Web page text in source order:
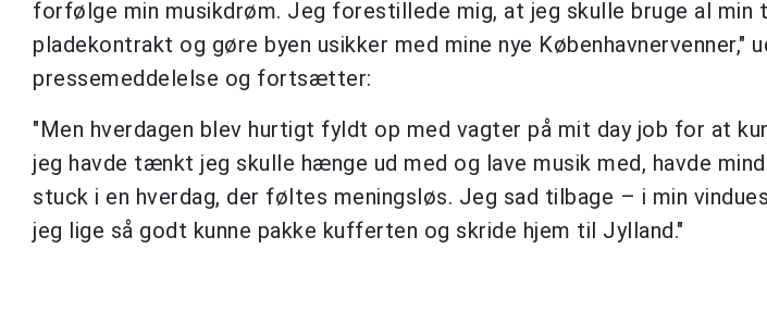
forfølge min musikdrøm. Jeg forestillede mig, at jeg skulle bruge al min
pladekontrakt og gøre byen usikker med mine nye Københavnervenner,"
pressemeddelelse og fortsætter:
"Men hverdagen blev hurtigt fyldt op med vagter på mit day job for at
jeg havde tænkt jeg skulle hænge ud med og lave musik med, havde
stuck i en hverdag, der føltes meningsløs. Jeg sad tilbage – i min
jeg lige så godt kunne pakke kufferten og skride hjem til Jylland."